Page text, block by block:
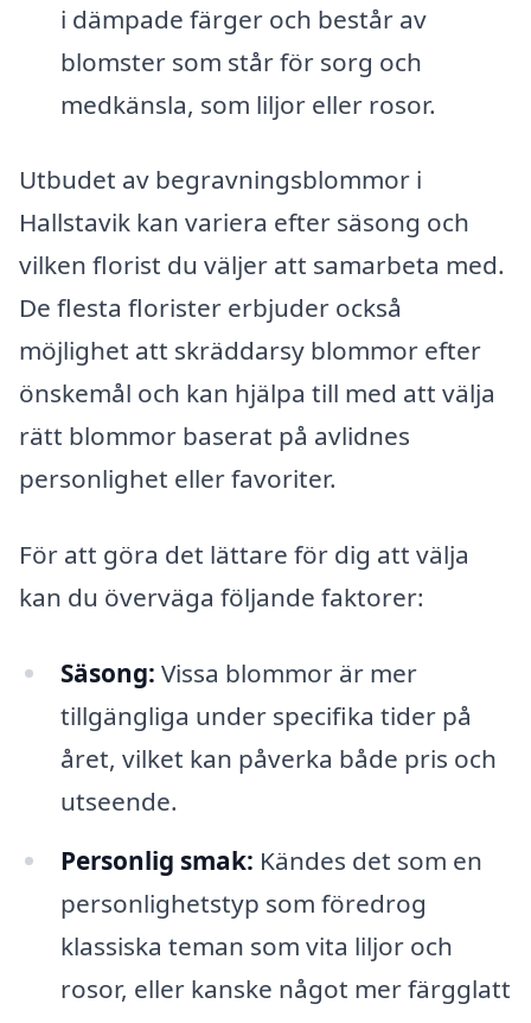
i dämpade färger och består av
blomster som står för sorg och
medkänsla, som liljor eller rosor.
Utbudet av begravningsblommor i
Hallstavik kan variera efter säsong och
vilken florist du väljer att samarbeta med.
De flesta florister erbjuder också
möjlighet att skräddarsy blommor efter
önskemål och kan hjälpa till med att välja
rätt blommor baserat på avlidnes
personlighet eller favoriter.
För att göra det lättare för dig att välja
kan du överväga följande faktorer:
Säsong: Vissa blommor är mer
tillgängliga under specifika tider på
året, vilket kan påverka både pris och
utseende.
Personlig smak: Kändes det som en
personlighetstyp som föredrog
klassiska teman som vita liljor och
rosor, eller kanske något mer färgglatt